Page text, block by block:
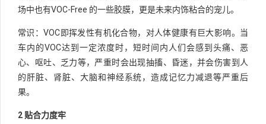
场中也有VOC-Free 的一些胶膜，更是未来内饰粘合的宠儿。
常识：VOC即挥发性有机化合物，对人体健康有巨大影响。当
车内的VOC达到一定浓度时，短时间内人们会感到头痛、恶
心、呕吐、乏力等，严重时会出现抽搐、昏迷，并会伤害到人
的肝脏、肾脏、大脑和神经系统，造成记忆力减退等严重后
果。
2 贴合力度牢